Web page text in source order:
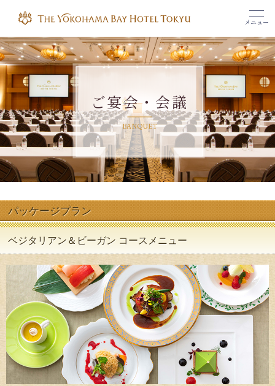
メニュー
ご宴会・会議
BANQUET
パッケージプラン
ベジタリアン＆ビーガン コースメニュー